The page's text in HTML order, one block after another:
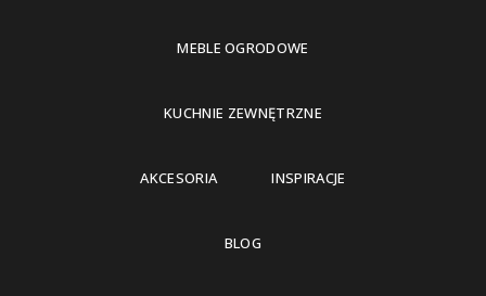
MEBLE OGRODOWE
KUCHNIE ZEWNĘTRZNE
AKCESORIA INSPIRACJE
BLOG